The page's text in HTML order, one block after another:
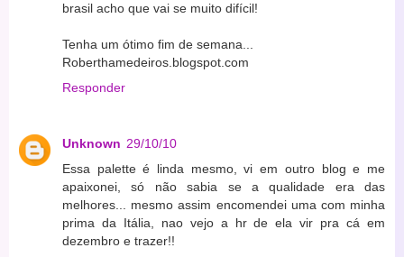
brasil acho que vai se muito difícil!
Tenha um ótimo fim de semana...
Roberthamedeiros.blogspot.com
Responder
Unknown 29/10/10
Essa palette é linda mesmo, vi em outro blog e me
apaixonei, só não sabia se a qualidade era das
melhores... mesmo assim encomendei uma com minha
prima da Itália, nao vejo a hr de ela vir pra cá em
dezembro e trazer!!